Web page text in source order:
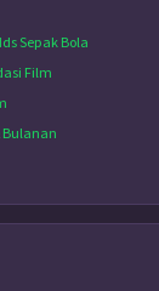
Sepak Bola
Film
Bulanan